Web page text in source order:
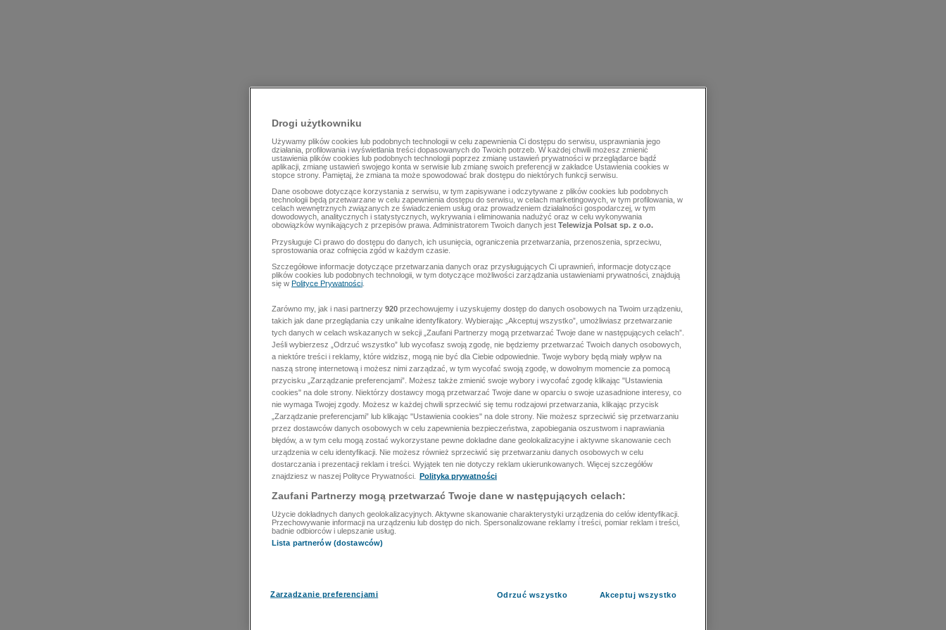
Drogi użytkowniku
Używamy plików cookies lub podobnych technologii w celu zapewnienia Ci dostępu do serwisu, usprawniania jego
działania, profilowania i wyświetlania treści dopasowanych do Twoich potrzeb. W każdej chwili możesz zmienić
ustawienia plików cookies lub podobnych technologii poprzez zmianę ustawień prywatności w przeglądarce bądź
aplikacji, zmianę ustawień swojego konta w serwisie lub zmianę swoich preferencji w zakładce Ustawienia cookies w
stopce strony. Pamiętaj, że zmiana ta może spowodować brak dostępu do niektórych funkcji serwisu.
Dane osobowe dotyczące korzystania z serwisu, w tym zapisywane i odczytywane z plików cookies lub podobnych
technologii będą przetwarzane w celu zapewnienia dostępu do serwisu, w celach marketingowych, w tym profilowania, w
celach wewnętrznych związanych ze świadczeniem usług oraz prowadzeniem działalności gospodarczej, w tym
dowodowych, analitycznych i statystycznych, wykrywania i eliminowania nadużyć oraz w celu wykonywania
obowiązków wynikających z przepisów prawa. Administratorem Twoich danych jest Telewizja Polsat sp. z o.o.
Przysługuje Ci prawo do dostępu do danych, ich usunięcia, ograniczenia przetwarzania, przenoszenia, sprzeciwu,
sprostowania oraz cofnięcia zgód w każdym czasie.
Szczegółowe informacje dotyczące przetwarzania danych oraz przysługujących Ci uprawnień, informacje dotyczące
plików cookies lub podobnych technologii, w tym dotyczące możliwości zarządzania ustawieniami prywatności, znajdują
się w Polityce Prywatności
Zarówno my, jak i nasi partnerzy 920 przechowujemy i uzyskujemy dostęp do danych osobowych na Twoim urządzeniu,
takich jak dane przeglądania czy unikalne identyfikatory. Wybierając „Akceptuj wszystko”, umożliwiasz przetwarzanie
tych danych w celach wskazanych w sekcji „Zaufani Partnerzy mogą przetwarzać Twoje dane w następujących celach”.
Jeśli wybierzesz „Odrzuć wszystko” lub wycofasz swoją zgodę, nie będziemy przetwarzać Twoich danych osobowych,
a niektóre treści i reklamy, które widzisz, mogą nie być dla Ciebie odpowiednie. Twoje wybory będą miały wpływ na
naszą stronę internetową i możesz nimi zarządzać, w tym wycofać swoją zgodę, w dowolnym momencie za pomocą
przycisku „Zarządzanie preferencjami”. Możesz także zmienić swoje wybory i wycofać zgodę klikając "Ustawienia
cookies" na dole strony. Niektórzy dostawcy mogą przetwarzać Twoje dane w oparciu o swoje uzasadnione interesy, co
nie wymaga Twojej zgody. Możesz w każdej chwili sprzeciwić się temu rodzajowi przetwarzania, klikając przycisk
„Zarządzanie preferencjami” lub klikając "Ustawienia cookies" na dole strony. Nie możesz sprzeciwić się przetwarzaniu
przez dostawców danych osobowych w celu zapewnienia bezpieczeństwa, zapobiegania oszustwom i naprawiania
błędów, a w tym celu mogą zostać wykorzystane pewne dokładne dane geolokalizacyjne i aktywne skanowanie cech
urządzenia w celu identyfikacji. Nie możesz również sprzeciwić się przetwarzaniu danych osobowych w celu
dostarczania i prezentacji reklam i treści. Wyjątek ten nie dotyczy reklam ukierunkowanych. Więcej szczegółów
znajdziesz w naszej Polityce Prywatności.
Polityka prywatności
Zaufani Partnerzy mogą przetwarzać Twoje dane w następujących celach:
Użycie dokładnych danych geolokalizacyjnych. Aktywne skanowanie charakterystyki urządzenia do celów identyfikacji.
Przechowywanie informacji na urządzeniu lub dostęp do nich. Spersonalizowane reklamy i treści, pomiar reklam i treści,
badnie odbiorców i ulepszanie usług.
Lista partnerów (dostawców)
Zarządzanie preferencjami Odrzuć wszystko Akceptuj wszystko